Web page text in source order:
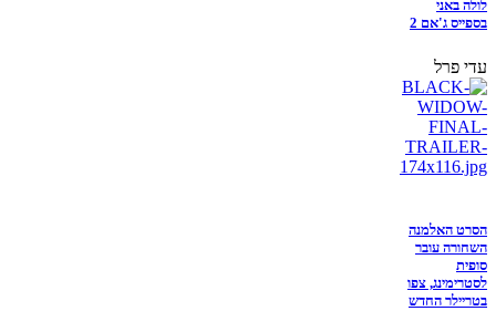
לולה באני
בספייס ג'אם 2
עדי פרל
הסרט האלמנה
השחורה עובר
סופית
לסטרימינג, צפו
בטריילר החדש